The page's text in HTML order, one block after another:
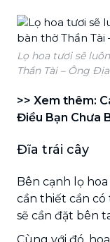
Lọ hoa tươi sẽ
Thần Tài – Ông
>> Xem thêm:
Điều Bạn Chưa
Đĩa trái cây
Bên cạnh lọ
cần thiết cần có
sẽ cần đặt bên
Cùng với đó,